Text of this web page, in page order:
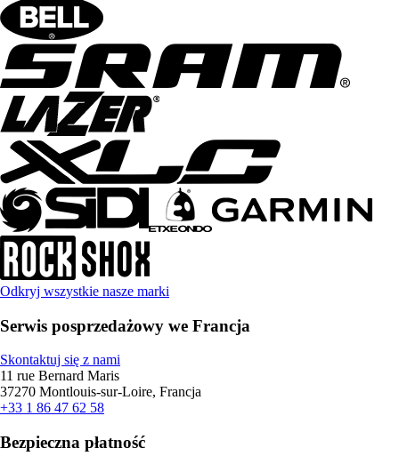
Odkryj wszystkie nasze marki
Serwis posprzedażowy we Francja
Skontaktuj się z nami
11 rue Bernard Maris
37270 Montlouis-sur-Loire, Francja
+33 1 86 47 62 58
Bezpieczna płatność